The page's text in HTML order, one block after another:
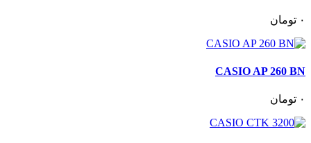
٠ تومان
CASIO AP 260 BN
٠ تومان